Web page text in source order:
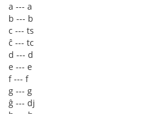
a --- a
b --- b
c --- ts
ĉ --- tc
d --- d
e --- e
f --- f
g --- g
ĝ --- dj